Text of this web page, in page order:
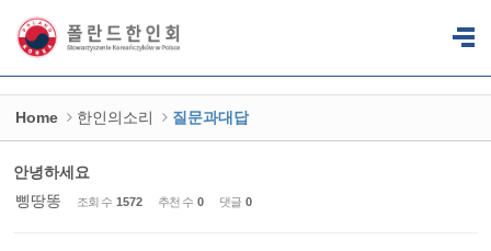
Home 한인의소리 질문과대답
안녕하세요
삥땅똥
조회 수 1572 추천 수 0 댓글 0